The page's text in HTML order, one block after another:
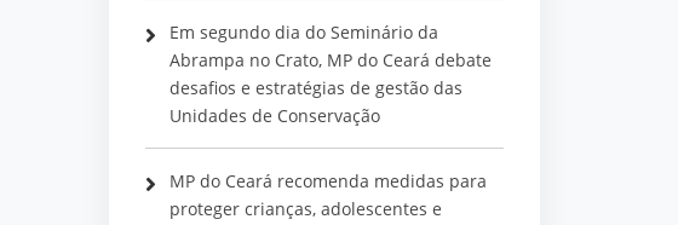
Em segundo dia do Seminário da
Abrampa no Crato, MP do Ceará debate
desafios e estratégias de gestão das
Unidades de Conservação
MP do Ceará recomenda medidas para
proteger crianças, adolescentes e